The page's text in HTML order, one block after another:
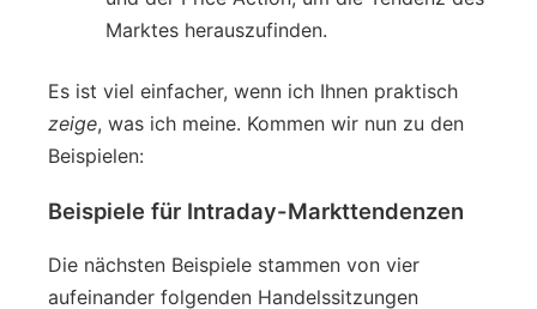
Marktes herauszufinden.
Es ist viel einfacher, wenn ich Ihnen praktisch
zeige, was ich meine. Kommen wir nun zu den
Beispielen:
Beispiele für Intraday-Markttendenzen
Die nächsten Beispiele stammen von vier
aufeinander folgenden Handelssitzungen